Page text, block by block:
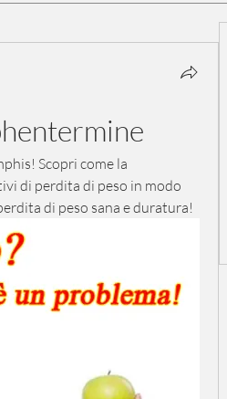
Scopri come la
di perdita di peso in modo
di peso sana e duratura!